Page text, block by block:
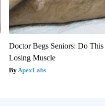
Doctor Begs Seniors: Do This
Losing Muscle
ApexLabs